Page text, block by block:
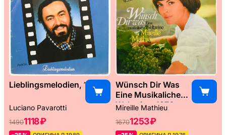
Lieblingsmelodien, 1989
Luciano Pavarotti
14901118 ₽
Wünsch Dir Was
Eine Musikaliche
Weltreise, 1976
Mireille Mathieu
16701253 ₽